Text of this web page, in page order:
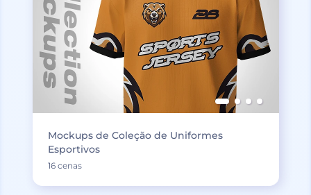
Mockups de Coleção de Uniformes
Esportivos
16 cenas